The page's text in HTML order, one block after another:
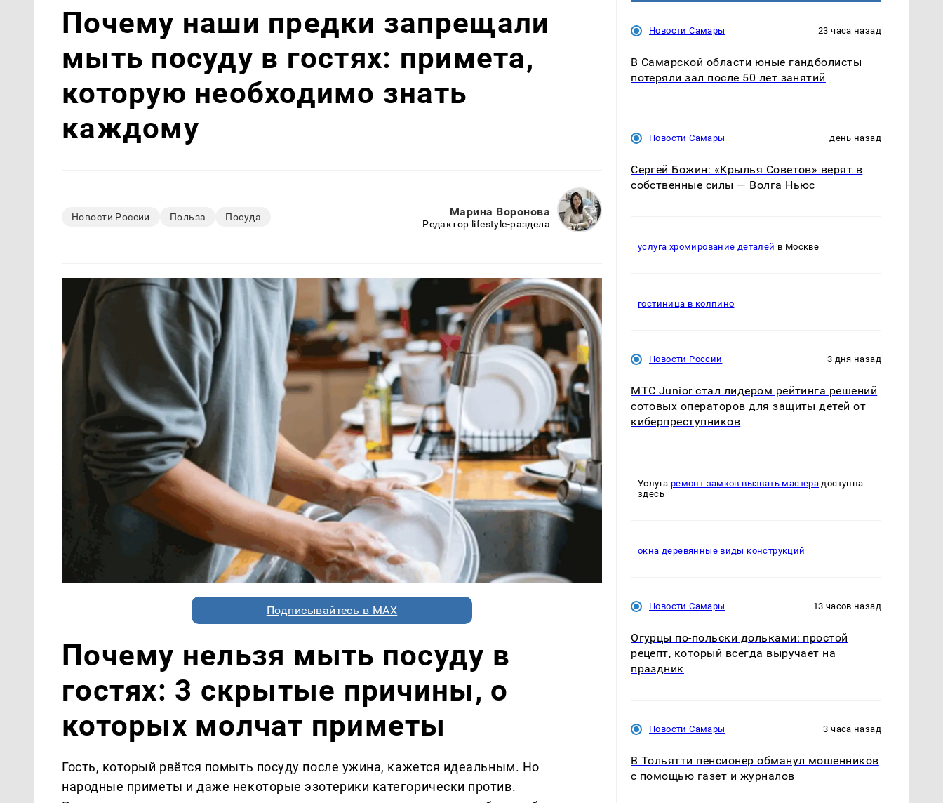
Почему наши предки запрещали
мыть посуду в гостях: примета,
которую необходимо знать
каждому
Новости России Польза Посуда Марина Воронова
Редактор lifestyle-раздела
Подписывайтесь в MAX
Почему нельзя мыть посуду в
гостях: 3 скрытые причины, о
которых молчат приметы
Гость, который рвётся помыть посуду после ужина, кажется идеальным. Но
народные приметы и даже некоторые эзотерики категорически против.
Новости Самары 23 часа назад
В Самарской области юные гандболисты
потеряли зал после 50 лет занятий
Новости Самары день назад
Сергей Божин: «Крылья Советов» верят в
собственные силы — Волга Ньюс
услуга хромирование деталей в Москве
гостиница в колпино
Новости России 3 дня назад
МТС Junior стал лидером рейтинга решений
сотовых операторов для защиты детей от
киберпреступников
Услуга ремонт замков вызвать мастера доступна
здесь
окна деревянные виды конструкций
Новости Самары 13 часов назад
Огурцы по‑польски дольками: простой
рецепт, который всегда выручает на
праздник
Новости Самары 3 часа назад
В Тольятти пенсионер обманул мошенников
с помощью газет и журналов